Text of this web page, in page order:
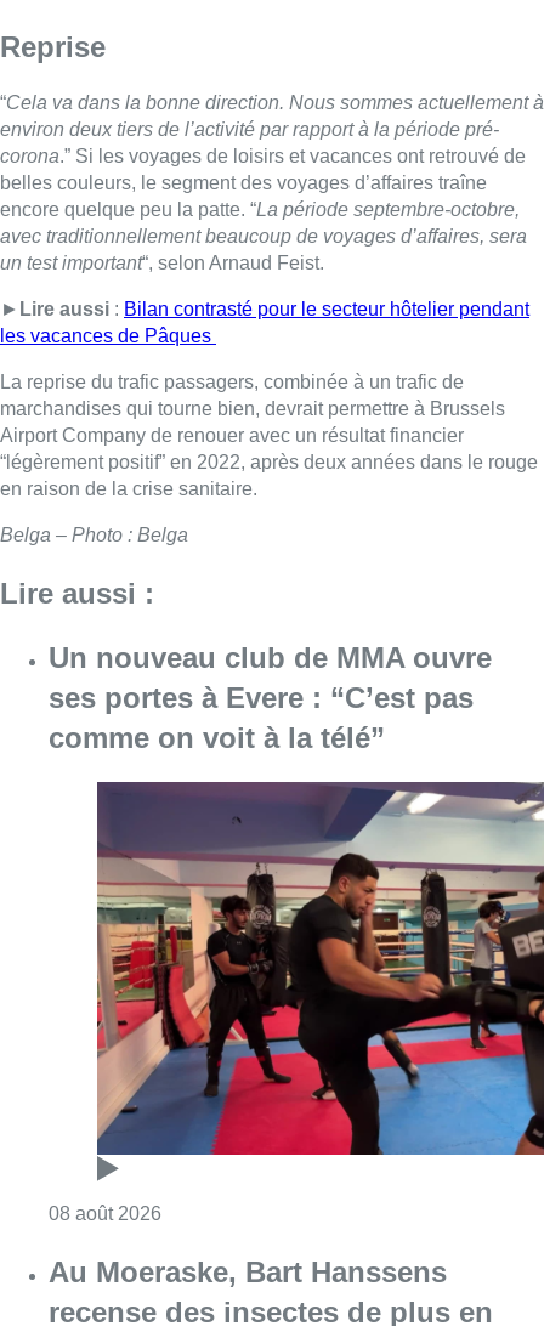
Reprise
“Cela va dans la bonne direction. Nous sommes actuellement à
environ deux tiers de l’activité par rapport à la période pré-
corona.” Si les voyages de loisirs et vacances ont retrouvé de
belles couleurs, le segment des voyages d’affaires traîne
encore quelque peu la patte. “La période septembre-octobre,
avec traditionnellement beaucoup de voyages d’affaires, sera
un test important“, selon Arnaud Feist.
► Lire aussi : Bilan contrasté pour le secteur hôtelier pendant
les vacances de Pâques
La reprise du trafic passagers, combinée à un trafic de
marchandises qui tourne bien, devrait permettre à Brussels
Airport Company de renouer avec un résultat financier
“légèrement positif” en 2022, après deux années dans le rouge
en raison de la crise sanitaire.
Belga – Photo : Belga
Lire aussi :
Un nouveau club de MMA ouvre
ses portes à Evere : “C’est pas
comme on voit à la télé”
08 août 2026
Au Moeraske, Bart Hanssens
recense des insectes de plus en